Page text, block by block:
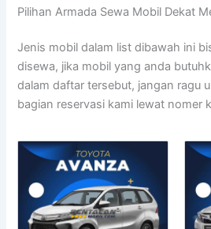
Pilihan Armada Sewa Mobil Dekat
Jenis mobil dalam list dibawah ini
disewa, jika mobil yang anda
dalam daftar tersebut, jangan ragu
bagian reservasi kami lewat nomer